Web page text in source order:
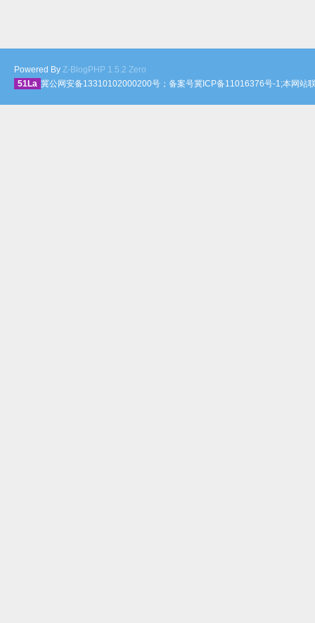
Powered By Z-BlogPHP 1.5.2 Zero
51La 冀公网安备13310102000200号；备案号冀ICP备11016376号-1;本网站